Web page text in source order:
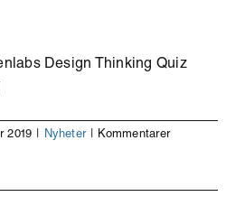
Design Thinking Quiz
2019 | Nyheter | Kommentarer